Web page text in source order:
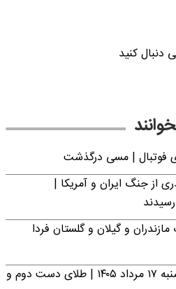
دنبال کنید
فوتبال | مسی درگذشت
از جنگ ایران و آمریکا |
و گیلان و گلستان فردا
خبر فوری از قیمت طلا امروز شنبه ۱۷ مرداد ۱۴۰۵ | طلای دست دوم و